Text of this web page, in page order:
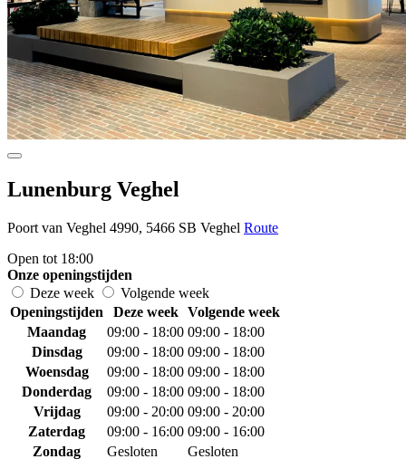
Lunenburg Veghel
Poort van Veghel 4990, 5466 SB Veghel Route
Open tot 18:00
Onze openingstijden
Deze week
Volgende week
Openingstijden
Deze week
Volgende week
Maandag
09:00 - 18:00 09:00 - 18:00
Dinsdag
09:00 - 18:00 09:00 - 18:00
Woensdag
09:00 - 18:00 09:00 - 18:00
Donderdag
09:00 - 18:00 09:00 - 18:00
Vrijdag
09:00 - 20:00 09:00 - 20:00
Zaterdag
09:00 - 16:00 09:00 - 16:00
Zondag
Gesloten Gesloten